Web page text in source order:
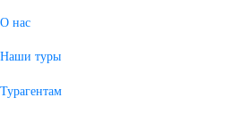
О нас
Наши туры
Турагентам